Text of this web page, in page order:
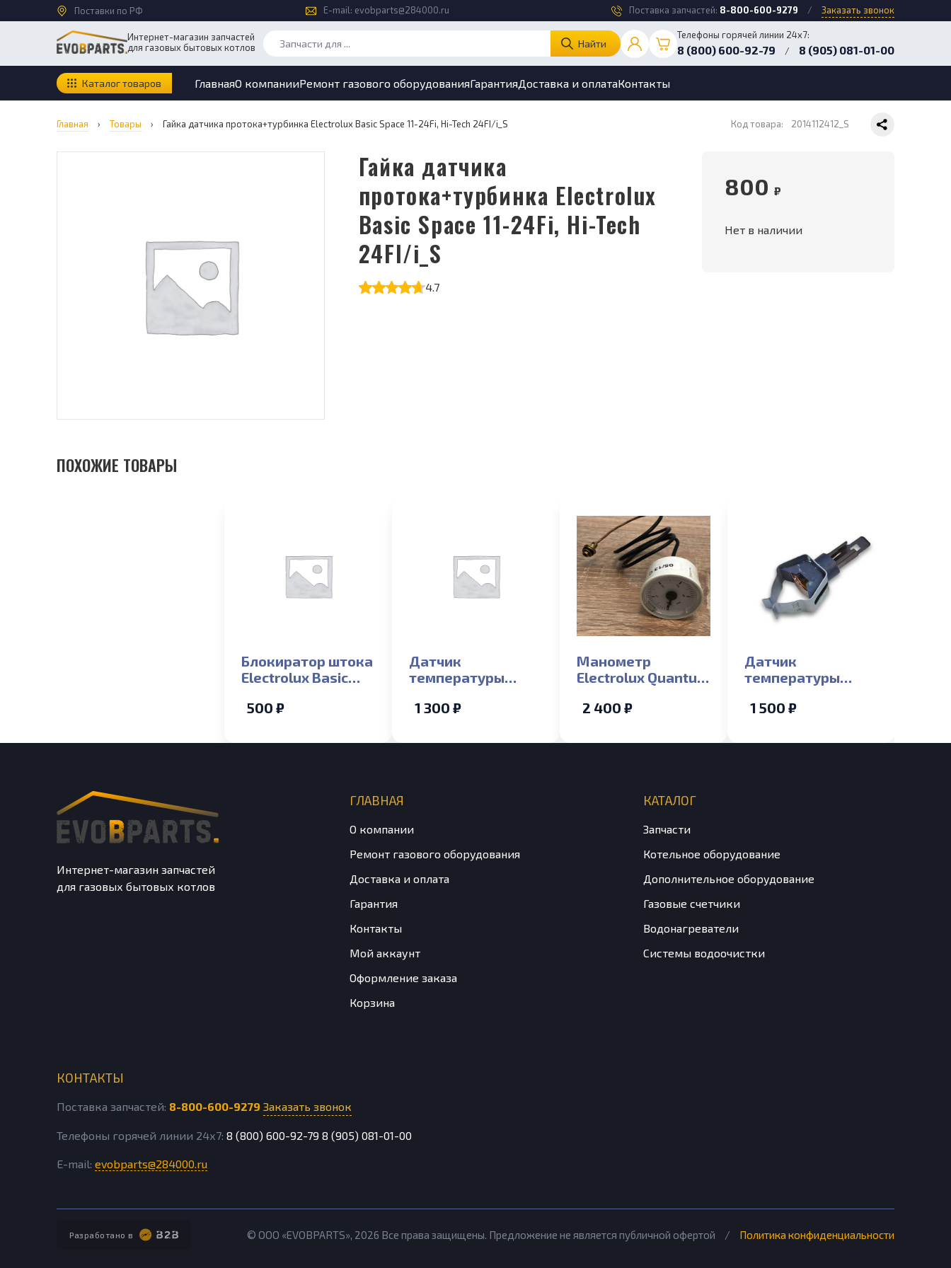
Поставки по РФ E-mail: evobparts@284000.ru Поставка запчастей: 8-800-600-9279 / Заказать звонок
Интернет-магазин запчастей
для газовых бытовых котлов
Найти
Телефоны горячей линии 24х7:
8 (800) 600-92-79 / 8 (905) 081-01-00
Каталог товаров ГлавнаяО компанииРемонт газового оборудованияГарантияДоставка и оплатаКонтакты
Главная › Товары › Гайка датчика протока+турбинка Electrolux Basic Space 11-24Fi, Hi-Tech 24FI/i_S Код товара: 2014112412_S
Гайка датчика
протока+турбинка Electrolux
Basic Space 11-24Fi, Hi-Tech
24FI/i_S
4.7
800 ₽
Нет в наличии
ПОХОЖИЕ ТОВАРЫ
Блокиратор штока
Electrolux Basic
24Fi, Hi-Tech
500 ₽
Датчик
температуры
Electrolux 24 Basic
Hi-Tech Fi/i (new)_S
1 300 ₽
Манометр
Electrolux Quantum
2 400 ₽
Датчик
температуры
ГВС Electrolux
Space
1 500 ₽
Интернет-магазин запчастей
для газовых бытовых котлов
ГЛАВНАЯ
О компании
Ремонт газового оборудования
Доставка и оплата
Гарантия
Контакты
Мой аккаунт
Оформление заказа
Корзина
КАТАЛОГ
Запчасти
Котельное оборудование
Дополнительное оборудование
Газовые счетчики
Водонагреватели
Системы водоочистки
КОНТАКТЫ
Поставка запчастей: 8-800-600-9279 Заказать звонок
Телефоны горячей линии 24х7: 8 (800) 600-92-79 8 (905) 081-01-00
E-mail: evobparts@284000.ru
Разработано в © ООО «EVOBPARTS», 2026 Все права защищены. Предложение не является публичной офертой / Политика конфиденциальности